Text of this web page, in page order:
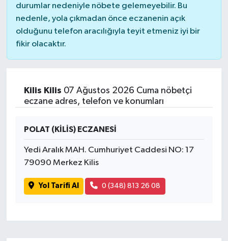
durumlar nedeniyle nöbete gelemeyebilir. Bu
nedenle, yola çıkmadan önce eczanenin açık
olduğunu telefon aracılığıyla teyit etmeniz iyi bir
fikir olacaktır.
Kilis Kilis 07 Ağustos 2026 Cuma nöbetçi
eczane adres, telefon ve konumları
POLAT (KİLİS) ECZANESİ
Yedi Aralık MAH. Cumhuriyet Caddesi NO: 17
79090 Merkez Kilis
Yol Tarifi Al 0 (348) 813 26 08